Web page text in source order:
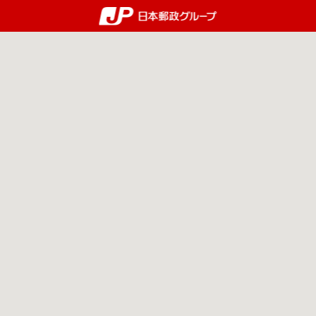
郵便局・日本郵政グループ